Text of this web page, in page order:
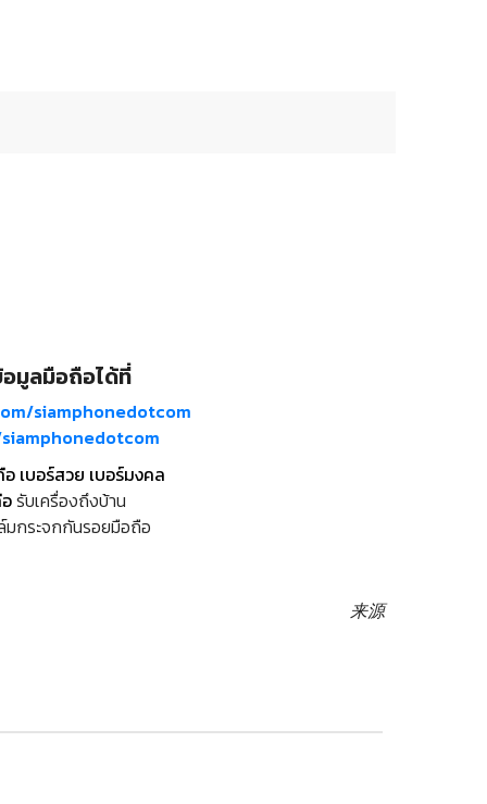
มูลมือถือได้ที่
siamphonedotcom
เบอร์สวย เบอร์มงคล
รับเครื่องถึงบ้าน
กระจกกันรอยมือถือ
来源